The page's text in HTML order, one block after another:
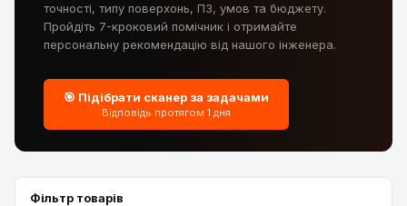
точності, типу поверхонь, ПЗ, умов та бюджету.
Пройдіть 7-кроковий помічник і отримайте
персональну рекомендацію від нашого інженера.
🎯 Підібрати сканер за задачами
Відповідь протягом 1 дня
Фільтр товарів